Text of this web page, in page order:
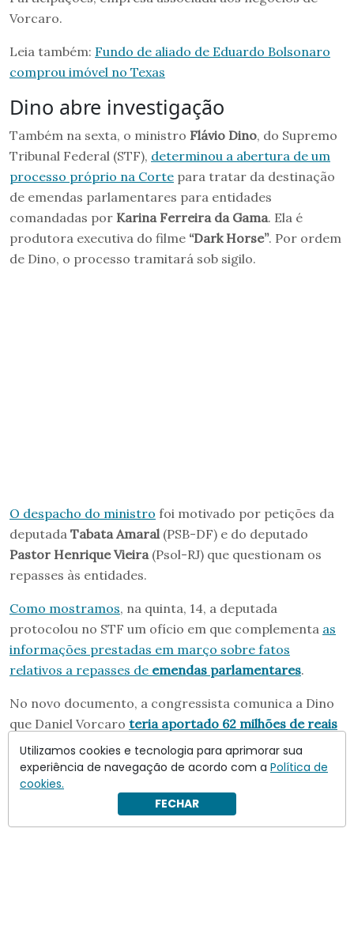
Vorcaro.
Leia também: Fundo de aliado de Eduardo Bolsonaro
comprou imóvel no Texas
Dino abre investigação
Também na sexta, o ministro Flávio Dino, do Supremo
Tribunal Federal (STF), determinou a abertura de um
processo próprio na Corte para tratar da destinação
de emendas parlamentares para entidades
comandadas por Karina Ferreira da Gama. Ela é
produtora executiva do filme “Dark Horse”. Por ordem
de Dino, o processo tramitará sob sigilo.
O despacho do ministro foi motivado por petições da
deputada Tabata Amaral (PSB-DF) e do deputado
Pastor Henrique Vieira (Psol-RJ) que questionam os
repasses às entidades.
Como mostramos, na quinta, 14, a deputada
protocolou no STF um ofício em que complementa as
informações prestadas em março sobre fatos
relativos a repasses de emendas parlamentares.
No novo documento, a congressista comunica a Dino
que Daniel Vorcaro teria aportado 62 milhões de reais
para a realização da cinebiogrefia de Bolsonaro
Utilizamos cookies e tecnologia para aprimorar sua
experiência de navegação de acordo com a Política de
cookies.
FECHAR